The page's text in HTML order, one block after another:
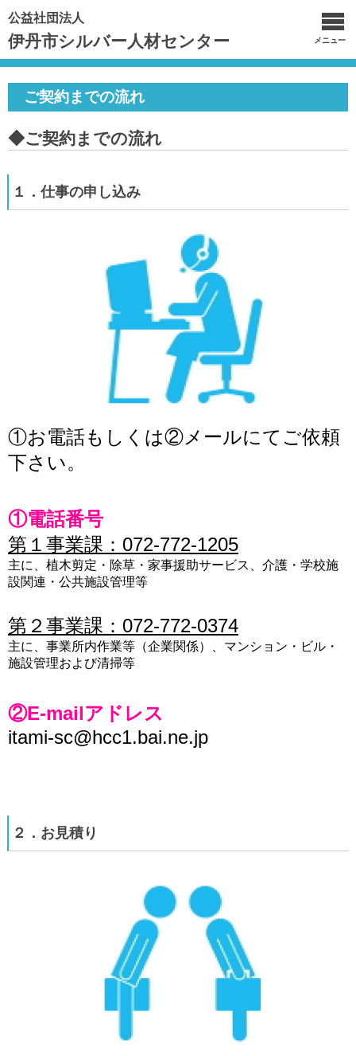
公益社団法人
伊丹市シルバー人材センター メニュー
ご契約までの流れ
◆ご契約までの流れ
１．仕事の申し込み
①お電話もしくは②メールにてご依頼
下さい。
①電話番号
第１事業課：072-772-1205
主に、植木剪定・除草・家事援助サービス、介護・学校施
設関連・公共施設管理等
第２事業課：072-772-0374
主に、事業所内作業等（企業関係）、マンション・ビル・
施設管理および清掃等
②E-mailアドレス
itami-sc@hcc1.bai.ne.jp
２．お見積り